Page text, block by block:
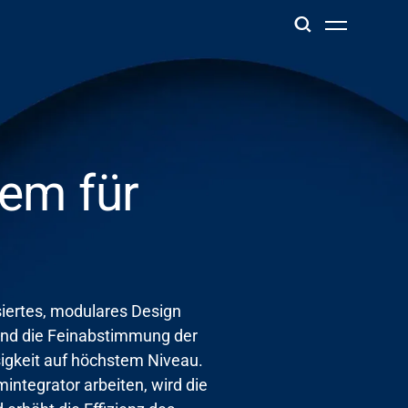
für
modulares Design
die Feinabstimmung der
auf höchstem Niveau.
arbeiten, wird die